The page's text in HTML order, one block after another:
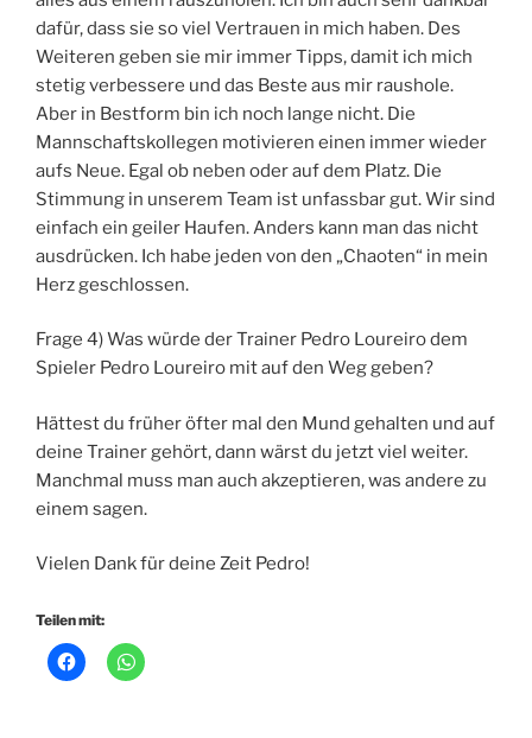
dafür, dass sie so viel Vertrauen in mich haben. Des
Weiteren geben sie mir immer Tipps, damit ich mich
stetig verbessere und das Beste aus mir raushole.
Aber in Bestform bin ich noch lange nicht. Die
Mannschaftskollegen motivieren einen immer wieder
aufs Neue. Egal ob neben oder auf dem Platz. Die
Stimmung in unserem Team ist unfassbar gut. Wir sind
einfach ein geiler Haufen. Anders kann man das nicht
ausdrücken. Ich habe jeden von den „Chaoten“ in mein
Herz geschlossen.
Frage 4) Was würde der Trainer Pedro Loureiro dem
Spieler Pedro Loureiro mit auf den Weg geben?
Hättest du früher öfter mal den Mund gehalten und auf
deine Trainer gehört, dann wärst du jetzt viel weiter.
Manchmal muss man auch akzeptieren, was andere zu
einem sagen.
Vielen Dank für deine Zeit Pedro!
Teilen mit: